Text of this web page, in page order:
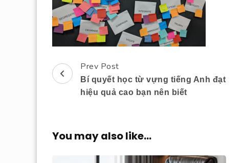
Post
Navigation
Prev Post
Bí quyết học từ vựng tiếng Anh đạt
hiệu quả cao bạn nên biết
You may also like...